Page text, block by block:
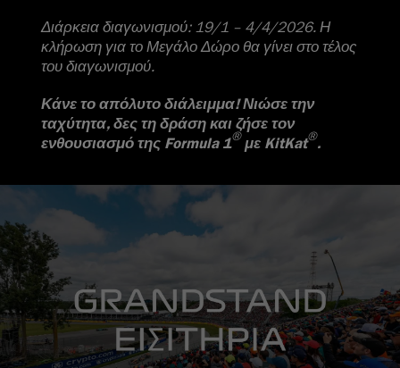
Διάρκεια διαγωνισμού: 19/1 – 4/4/2026. Η
κλήρωση για το Μεγάλο Δώρο θα γίνει στο τέλος
του διαγωνισμού.
Κάνε το απόλυτο διάλειμμα! Νιώσε την
ταχύτητα, δες τη δράση και ζήσε τον
ενθουσιασμό της Formula 1®με KitKat®.